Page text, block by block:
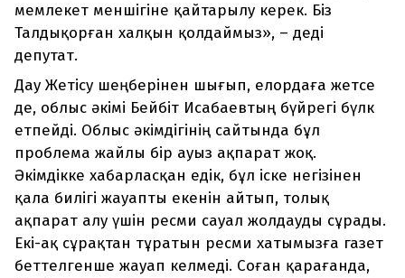
мемлекет меншігіне қайтарылу керек. Біз
Талдықорған халқын қолдаймыз», – деді
депутат.
Дау Жетісу шеңберінен шығып, елордаға жетсе
де, облыс әкімі Бейбіт Исабаевтың бүйрегі бүлк
етпейді. Облыс әкімдігінің сайтында бұл
проблема жайлы бір ауыз ақпарат жоқ.
Әкімдікке хабарласқан едік, бұл іске негізінен
қала билігі жауапты екенін айтып, толық
ақпарат алу үшін ресми сауал жолдауды сұрады.
Екі-ақ сұрақтан тұратын ресми хатымызға газет
беттелгенше жауап келмеді. Соған қарағанда,